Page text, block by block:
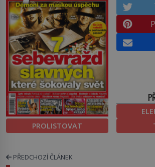
PROLISTOVAT
PŘEDCHOZÍ ČLÁNEK